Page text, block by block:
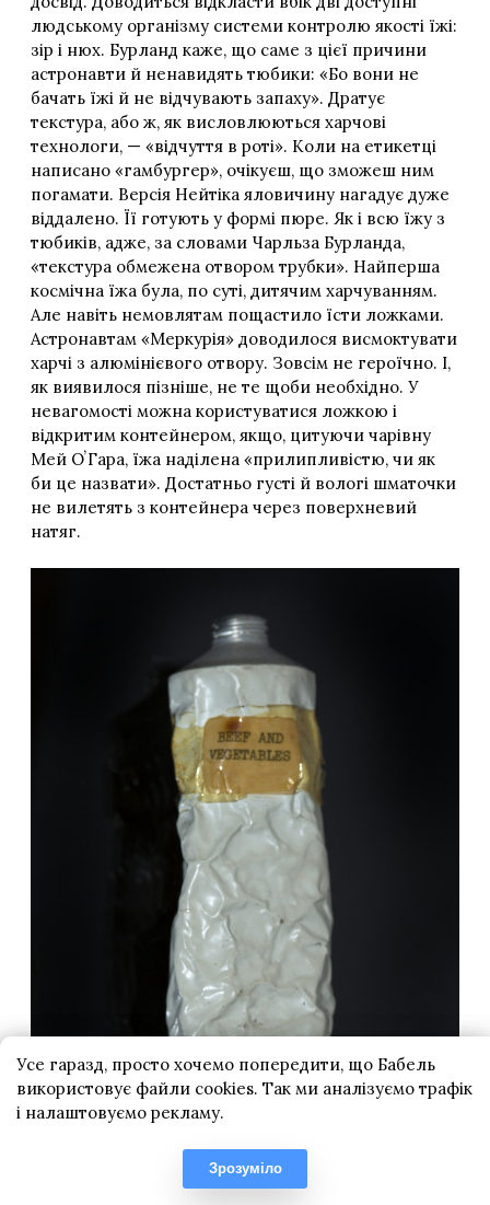
Усе гаразд, просто хочемо попередити, що Бабель
використовує файли cookies. Так ми аналізуємо трафік
і налаштовуємо рекламу.
Зрозуміло